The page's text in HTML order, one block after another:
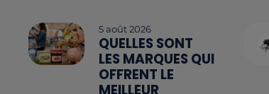
5 août 2026
QUELLES SONT
LES MARQUES QUI
OFFRENT LE
MEILLEUR